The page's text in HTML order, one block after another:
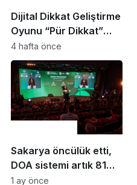
Dijital Dikkat Geliştirme
Oyunu “Pür Dikkat”
EBA’da Öğrencilerin
Kullanımına Sunuldu
4 hafta önce
Sakarya öncülük etti,
DOA sistemi artık 81
şehirde DOA’da
1 ay önce